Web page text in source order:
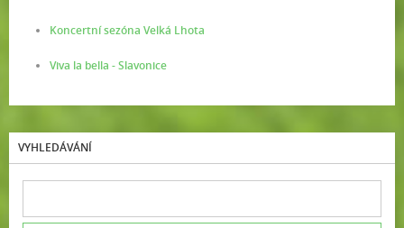
Koncertní sezóna Velká Lhota
Viva la bella - Slavonice
VYHLEDÁVÁNÍ